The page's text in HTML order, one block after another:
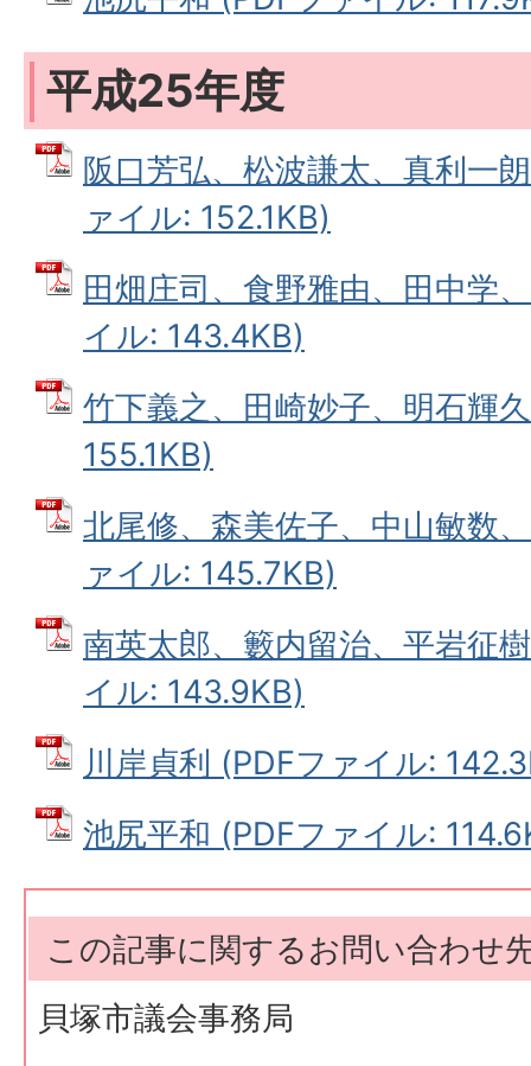
平成25年度
阪口芳弘、松波謙太、真利一
ァイル: 152.1KB)
田畑庄司、食野雅由、田中学
イル: 143.4KB)
竹下義之、田崎妙子、明石輝
155.1KB)
北尾修、森美佐子、中山敏数
ァイル: 145.7KB)
南英太郎、籔内留治、平岩征
イル: 143.9KB)
川岸貞利 (PDFファイル:
池尻平和 (PDFファイル:
この記事に関するお問い合わせ
貝塚市議会事務局